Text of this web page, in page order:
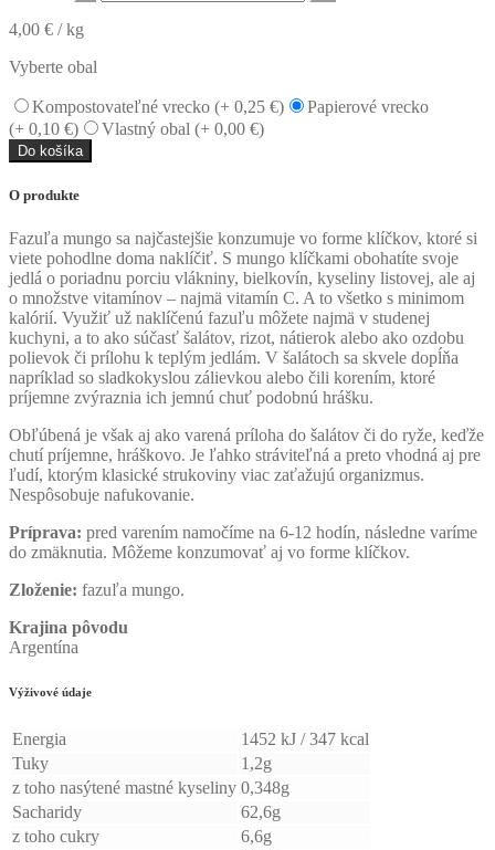
4,00 € / kg
Vyberte obal
Kompostovateľné vrecko (+ 0,25 €)
Papierové vrecko
(+ 0,10 €) Vlastný obal (+ 0,00 €)
Do košíka
O produkte
Fazuľa mungo sa najčastejšie konzumuje vo forme klíčkov, ktoré si
viete pohodlne doma naklíčiť. S mungo klíčkami obohatíte svoje
jedlá o poriadnu porciu vlákniny, bielkovín, kyseliny listovej, ale aj
o množstve vitamínov – najmä vitamín C. A to všetko s minimom
kalórií. Využiť už naklíčenú fazuľu môžete najmä v studenej
kuchyni, a to ako súčasť šalátov, rizot, nátierok alebo ako ozdobu
polievok či prílohu k teplým jedlám. V šalátoch sa skvele dopĺňa
napríklad so sladkokyslou zálievkou alebo čili korením, ktoré
príjemne zvýraznia ich jemnú chuť podobnú hrášku.
Obľúbená je však aj ako varená príloha do šalátov či do ryže, keďže
chutí príjemne, hráškovo. Je ľahko stráviteľná a preto vhodná aj pre
ľudí, ktorým klasické strukoviny viac zaťažujú organizmus.
Nespôsobuje nafukovanie.
Príprava: pred varením namočíme na 6-12 hodín, následne varíme
do zmäknutia. Môžeme konzumovať aj vo forme klíčkov.
Zloženie: fazuľa mungo.
Krajina pôvodu
Argentína
Výživové údaje
Energia
1452 kJ / 347 kcal
Tuky
1,2g
z toho nasýtené mastné kyseliny 0,348g
Sacharidy
62,6g
z toho cukry
6,6g